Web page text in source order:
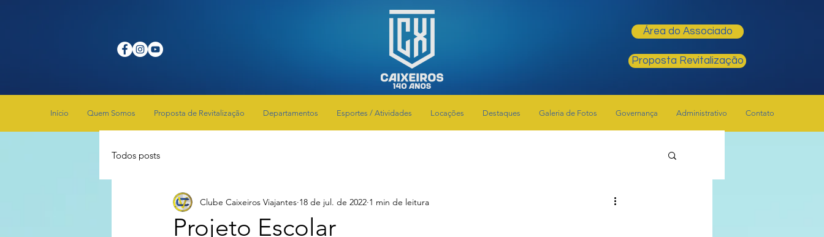
Área do Associado
Proposta Revitalização
Início Quem Somos Proposta de Revitalização Departamentos Esportes / Atividades Locações Destaques Galeria de Fotos Governança Administrativo Contato
Todos posts
Projeto Escolar
Clube Caixeiros Viajantes 18 de jul. de 2022 1 min de leitura